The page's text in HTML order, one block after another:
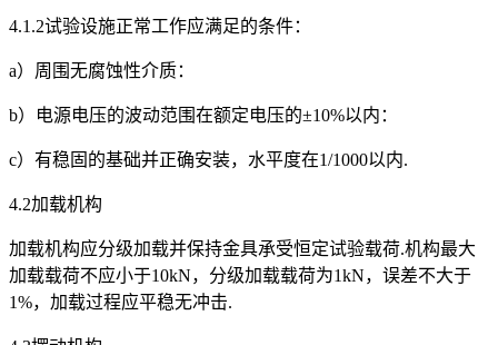
4.1.2试验设施正常工作应满足的条件：
a）周围无腐蚀性介质：
b）电源电压的波动范围在额定电压的±10%以内：
c）有稳固的基础并正确安装，水平度在1/1000以内.
4.2加载机构
加载机构应分级加载并保持金具承受恒定试验载荷.机构最大
加载载荷不应小于10kN，分级加载载荷为1kN，误差不大于
1%，加载过程应平稳无冲击.